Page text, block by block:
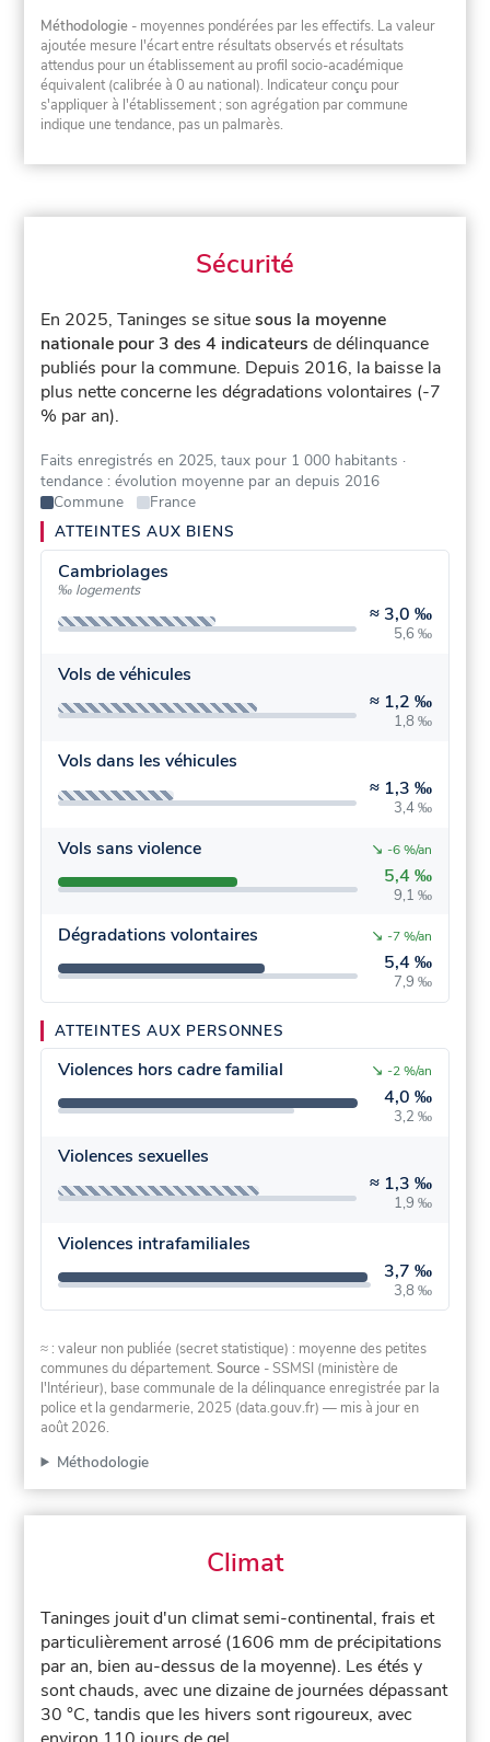
Méthodologie - moyennes pondérées par les effectifs. La valeur
ajoutée mesure l'écart entre résultats observés et résultats
attendus pour un établissement au profil socio-académique
équivalent (calibrée à 0 au national). Indicateur conçu pour
s'appliquer à l'établissement ; son agrégation par commune
indique une tendance, pas un palmarès.
Sécurité
En 2025, Taninges se situesous la moyenne
nationale pour 3 des 4 indicateurs de délinquance
publiés pour la commune. Depuis 2016, la baisse la
plus nette concerne les dégradations volontaires (-7
% par an).
Faits enregistrés en 2025, taux pour 1 000 habitants ·
tendance : évolution moyenne par an depuis 2016
Commune
France
ATTEINTES AUX BIENS
Cambriolages
‰ logements
≈ 3,0 ‰
5,6 ‰
Vols de véhicules
≈ 1,2 ‰
1,8 ‰
Vols dans les véhicules
≈ 1,3 ‰
3,4 ‰
Vols sans violence
5,4 ‰
9,1 ‰
↘ -6 %/an
Dégradations volontaires
5,4 ‰
7,9 ‰
↘ -7 %/an
ATTEINTES AUX PERSONNES
Violences hors cadre familial
4,0 ‰
3,2 ‰
↘ -2 %/an
Violences sexuelles
≈ 1,3 ‰
1,9 ‰
Violences intrafamiliales
3,7 ‰
3,8 ‰
≈ : valeur non publiée (secret statistique) : moyenne des petites
communes du département.Source - SSMSI (ministère de
l'Intérieur), base communale de la délinquance enregistrée par la
police et la gendarmerie, 2025 (data.gouv.fr) — mis à jour en
août 2026.
Méthodologie
Climat
Taninges jouit d'un climat semi-continental, frais et
particulièrement arrosé (1606 mm de précipitations
par an, bien au-dessus de la moyenne). Les étés y
sont chauds, avec une dizaine de journées dépassant
30 °C, tandis que les hivers sont rigoureux, avec